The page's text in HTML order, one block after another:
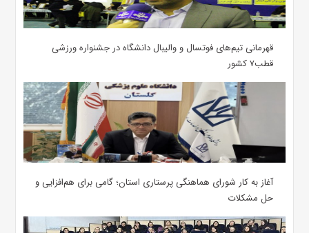
قهرمانی تیم‌های فوتسال و والیبال دانشگاه در جشنواره ورزشی
قطب۷ کشور
آغاز به کار شورای هماهنگی پرستاری استان؛ گامی برای هم‌افزایی و
حل مشکلات